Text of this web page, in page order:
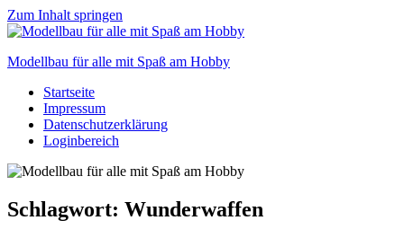
Zum Inhalt springen
Modellbau für alle mit Spaß am Hobby
Scale
modelling
to
Startseite
Impressum
Datenschutzerklärung
Loginbereich
Schlagwort: Wunderwaffen